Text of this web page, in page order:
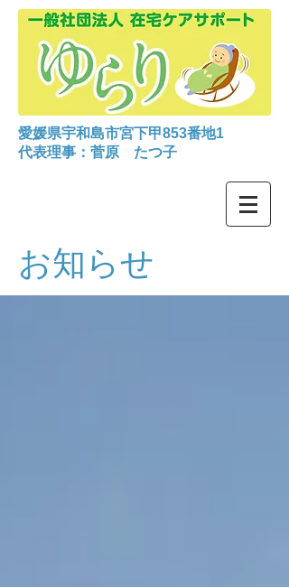
愛媛県宇和島市宮下甲853番地1
代表理事：菅原 たつ子
お知らせ